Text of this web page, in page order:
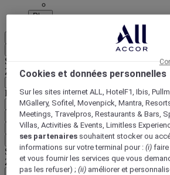
Plus
Sélectionnez votre zone et votre langue ci-
Zone géographique
Pays/Région - Langue
Valider votre zone et votre langue
EUR (€)
Retour
Sélectionnez votre devise ci-dessous
Zone géographique
Cookies et données personnelles
Sur les sites internet ALL, HotelF1, Ibis,
MGallery, Sofitel, Movenpick, Mantra,
Meetings, Travelpros, Restaurants & Bars,
Villas, Activities & Events, Limitless
ses partenaires souhaitent stocker ou
informations sur votre terminal pour :(i)
et vous fournir les services que vous
pas les refuser) ;(ii) améliorer et